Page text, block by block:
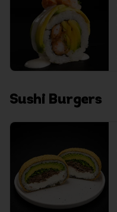
Sushi Burgers